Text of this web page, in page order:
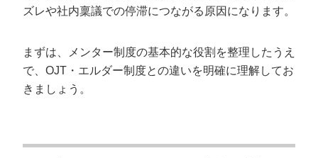
失敗例②メンターの負担が増え、疲弊する
失敗例④効果測定ができず「やった感」で終わる
「メンター制度はいらない」と言われたときの正しい
向き合い方
から運用まで
ズレや社内稟議での停滞につながる原因になります。
まずは、メンター制度の基本的な役割を整理したうえ
で、OJT・エルダー制度との違いを明確に理解してお
きましょう。